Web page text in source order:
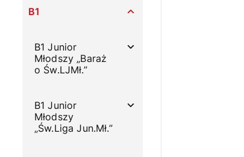
B1
B1 Junior
Młodszy „Baraż
o Św.LJMł.”
B1 Junior
Młodszy
„Św.Liga Jun.Mł.”